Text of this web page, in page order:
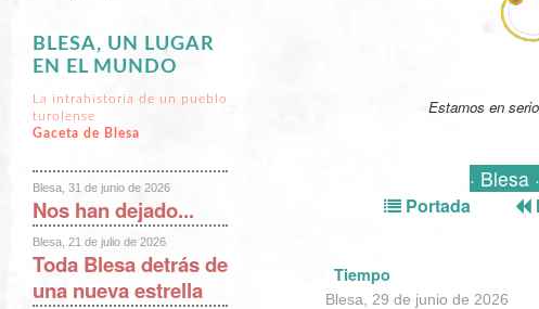
Estamos en
· Blesa
Portada
Tiempo
Blesa, 29 de junio de 2026
BLESA, UN LUGAR
EN EL MUNDO
La intrahistoria de un pueblo
turolense
Gaceta de Blesa
Blesa, 31 de junio de 2026
Nos han dejado...
Blesa, 21 de julio de 2026
Toda Blesa detrás de
una nueva estrella